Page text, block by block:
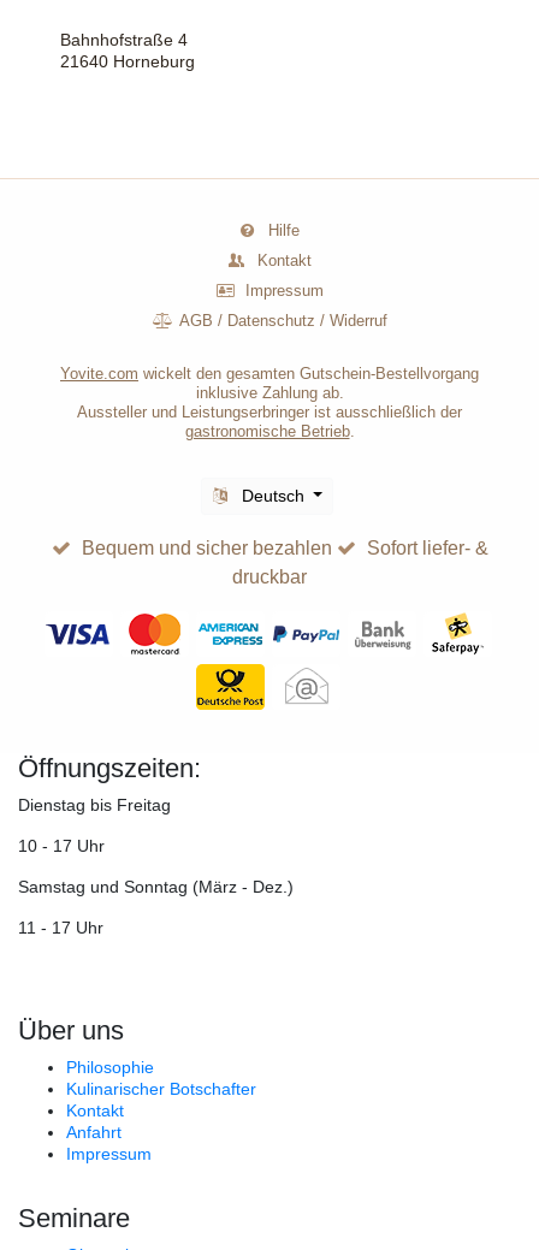
Bahnhofstraße 4
21640 Horneburg
Hilfe
Kontakt
Impressum
AGB / Datenschutz /Widerruf
Yovite.com wickelt den gesamten Gutschein-Bestellvorgang
inklusive Zahlung ab.
Aussteller und Leistungserbringer ist ausschließlich der
gastronomische Betrieb.
Deutsch
Bequem und sicher bezahlen
Sofort liefer- &
druckbar
Öffnungszeiten:
Dienstag bis Freitag
10 - 17 Uhr
Samstag und Sonntag (März - Dez.)
11 - 17 Uhr
Über uns
Philosophie
Kulinarischer Botschafter
Kontakt
Anfahrt
Impressum
Seminare